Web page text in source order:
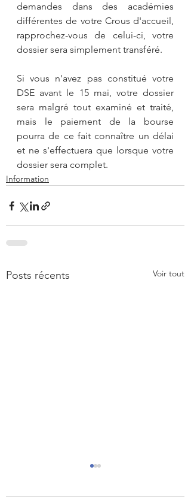
demandes dans des académies
différentes de votre Crous d'accueil,
rapprochez-vous de celui-ci, votre
dossier sera simplement transféré.
Si vous n'avez pas constitué votre
DSE avant le 15 mai, votre dossier
sera malgré tout examiné et traité,
mais le paiement de la bourse
pourra de ce fait connaître un délai
et ne s'effectuera que lorsque votre
dossier sera complet.
Information
Posts récents Voir tout